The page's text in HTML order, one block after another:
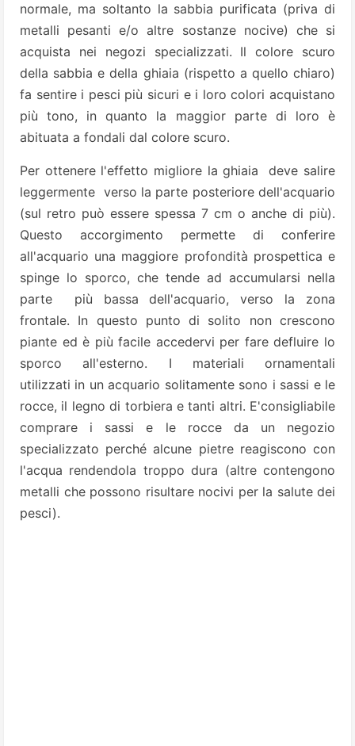
normale, ma soltanto la sabbia purificata (priva di
metalli pesanti e/o altre sostanze nocive) che si
acquista nei negozi specializzati. Il colore scuro
della sabbia e della ghiaia (rispetto a quello chiaro)
fa sentire i pesci più sicuri e i loro colori acquistano
più tono, in quanto la maggior parte di loro è
abituata a fondali dal colore scuro.
Per ottenere l'effetto migliore la ghiaia deve salire
leggermente verso la parte posteriore dell'acquario
(sul retro può essere spessa 7 cm o anche di più).
Questo accorgimento permette di conferire
all'acquario una maggiore profondità prospettica e
spinge lo sporco, che tende ad accumularsi nella
parte più bassa dell'acquario, verso la zona
frontale. In questo punto di solito non crescono
piante ed è più facile accedervi per fare defluire lo
sporco all'esterno. I materiali ornamentali
utilizzati in un acquario solitamente sono i sassi e le
rocce, il legno di torbiera e tanti altri. E'consigliabile
comprare i sassi e le rocce da un negozio
specializzato perché alcune pietre reagiscono con
l'acqua rendendola troppo dura (altre contengono
metalli che possono risultare nocivi per la salute dei
pesci).